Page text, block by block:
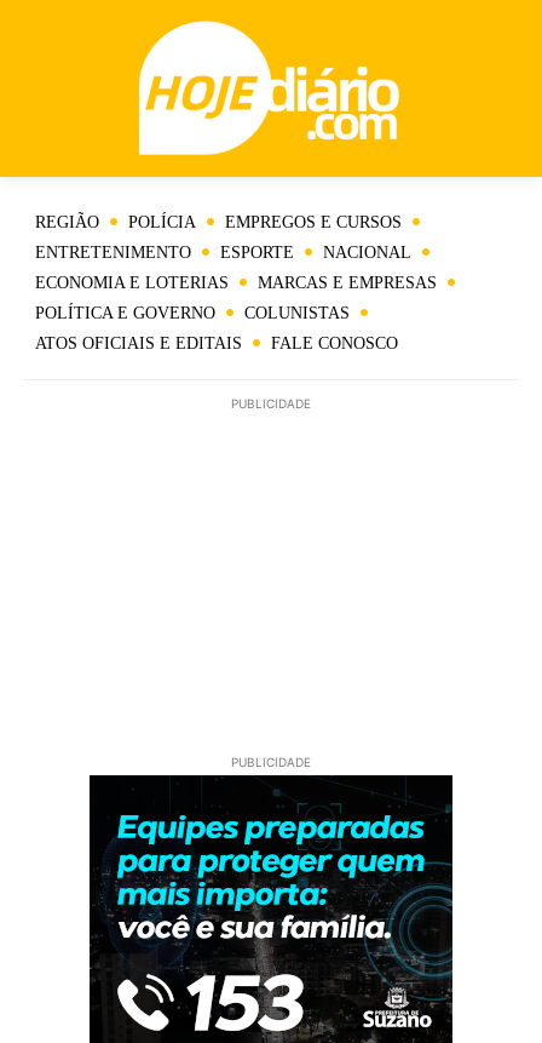
REGIÃO POLÍCIA
EMPREGOS E CURSOS
ENTRETENIMENTO
ESPORTE
NACIONAL
ECONOMIA E LOTERIAS
MARCAS E EMPRESAS
POLÍTICA E GOVERNO
COLUNISTAS
ATOS OFICIAIS E EDITAIS
FALE CONOSCO
PUBLICIDADE
PUBLICIDADE